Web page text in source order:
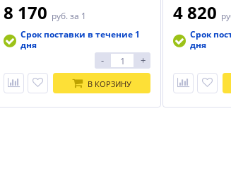
8 170 руб. за 1
Срок поставки в течение 1
дня
- +
В КОРЗИНУ
4 820
Срок
дня